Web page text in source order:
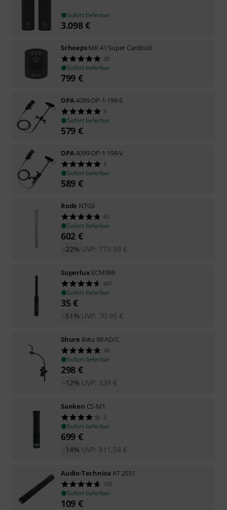
Sofort lieferbar
3.098€
SchoepsMK 41 Super Cardioid
20
Sofort lieferbar
799 €
DPA4099-DP-1-199-S
3
Sofort lieferbar
579 €
DPA4099-DP-1-199-V
3
Sofort lieferbar
589 €
Rode NTG3
63
Sofort lieferbar
602 €
UVP: 773,99 €
-22%
Superlux ECM999
687
Sofort lieferbar
35€
UVP: 70,95 €
-51%
Shure Beta 98 AD/C
38
Sofort lieferbar
298 €
UVP: 339 €
-12%
Sanken CS-M1
2
Sofort lieferbar
699 €
UVP: 811,58 €
-14%
Audio-Technica AT 2031
102
Sofort lieferbar
109 €